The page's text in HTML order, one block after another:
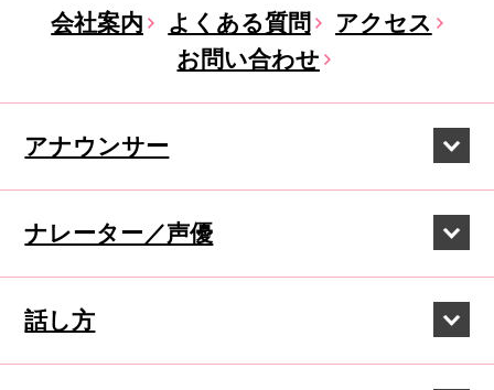
会社案内 よくある質問
アクセス
お問い合わせ
アナウンサー
ナレーター／声優
話し方